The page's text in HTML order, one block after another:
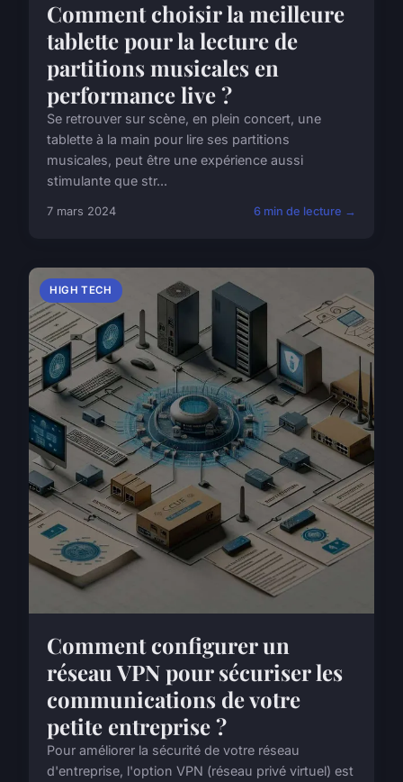
Comment choisir la meilleure
tablette pour la lecture de
partitions musicales en
performance live ?
Se retrouver sur scène, en plein concert, une
tablette à la main pour lire ses partitions
musicales, peut être une expérience aussi
stimulante que str...
7 mars 2024 6 min de lecture →
HIGH TECH
Comment configurer un
réseau VPN pour sécuriser les
communications de votre
petite entreprise ?
Pour améliorer la sécurité de votre réseau
d'entreprise, l'option VPN (réseau privé virtuel) est